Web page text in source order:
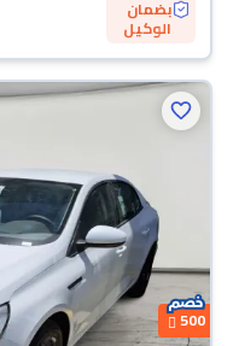
بضمان
الوكيل
500